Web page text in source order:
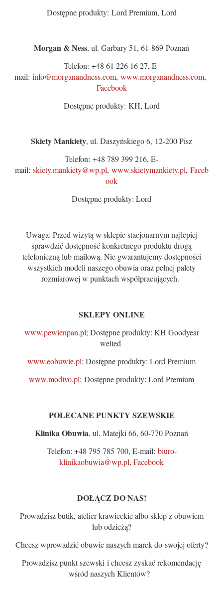
Dostępne produkty: Lord Premium, Lord
Morgan & Ness, ul. Garbary 51, 61-869 Poznań
Telefon: +48 61 226 16 27, E-
mail: info@morganandness.com, www.morganandness.com,
Facebook
Dostępne produkty: KH, Lord
Skiety Mankiety, ul. Daszyńskiego 6, 12-200 Pisz
Telefon: +48 789 399 216, E-
mail: skiety.mankiety@wp.pl, www.skietymankiety.pl, Faceb
ook
Dostępne produkty: Lord
Uwaga: Przed wizytą w sklepie stacjonarnym najlepiej
sprawdzić dostępność konkretnego produktu drogą
telefoniczną lub mailową. Nie gwarantujemy dostępności
wszystkich modeli naszego obuwia oraz pełnej palety
rozmiarowej w punktach współpracujących.
SKLEPY ONLINE
www.pewienpan.pl; Dostępne produkty: KH Goodyear
welted
www.eobuwie.pl; Dostępne produkty: Lord Premium
www.modivo.pl; Dostępne produkty: Lord Premium
POLECANE PUNKTY SZEWSKIE
Klinika Obuwia, ul. Matejki 66, 60-770 Poznań
Telefon: +48 795 785 700, E-mail: biuro-
klinikaobuwia@wp.pl, Facebook
DOŁĄCZ DO NAS!
Prowadzisz butik, atelier krawieckie albo sklep z obuwiem
lub odzieżą?
Chcesz wprowadzić obuwie naszych marek do swojej oferty?
Prowadzisz punkt szewski i chcesz zyskać rekomendację
wśród naszych Klientów?